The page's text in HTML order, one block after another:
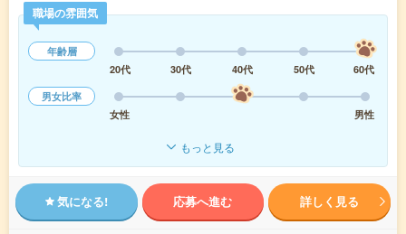
職場の雰囲気
年齢層
20代
30代 40代 50代
60代
男女比率
女性
男性
もっと見る
気になる! 応募へ進む 詳しく見る